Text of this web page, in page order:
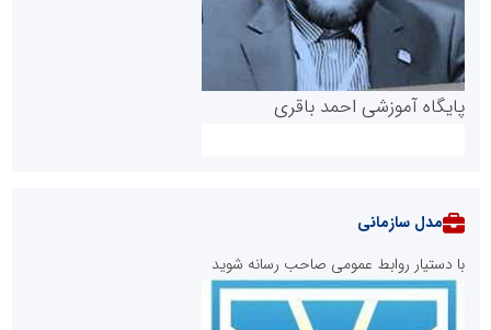
پایگاه آموزشی احمد باقری
مدل سازمانی
با دستیار روابط عمومی صاحب رسانه شوید